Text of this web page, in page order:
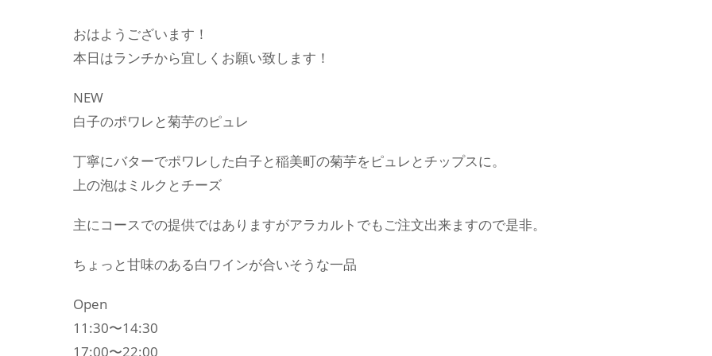
おはようございます！
本日はランチから宜しくお願い致します！
NEW
白子のポワレと菊芋のピュレ
丁寧にバターでポワレした白子と稲美町の菊芋をピュレとチップスに。
上の泡はミルクとチーズ
主にコースでの提供ではありますがアラカルトでもご注文出来ますので是非。
ちょっと甘味のある白ワインが合いそうな一品
Open
11:30〜14:30
17:00〜22:00